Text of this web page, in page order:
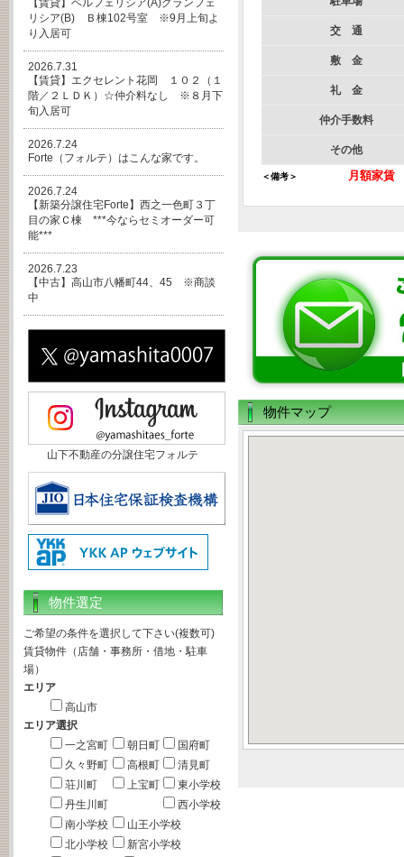
交 通
敷 金
礼 金
仲介手数料
その他
＜備考＞ 月額家賃
物件マップ
【賃貸】ベルフェリシア(A)グランフェ
リシア(B) Ｂ棟102号室 ※9月上旬よ
り入居可
2026.7.31
【賃貸】エクセレント花岡 １０２（１
階／２ＬＤＫ）☆仲介料なし ※８月下
旬入居可
2026.7.24
Forte（フォルテ）はこんな家です。
2026.7.24
【新築分譲住宅Forte】西之一色町３丁
目の家Ｃ棟 ***今ならセミオーダー可
能***
2026.7.23
【中古】高山市八幡町44、45 ※商談
中
山下不動産の分譲住宅フォルテ
物件選定
ご希望の条件を選択して下さい(複数可)
賃貸物件（店舗・事務所・借地・駐車
場）
エリア
高山市
エリア選択
一之宮町
久々野町
朝日町
高根町
国府町
清見町
荘川町
丹生川町
上宝町
東小学校
西小学校
南小学校
北小学校
山王小学校
新宮小学校